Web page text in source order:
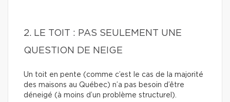
2. LE TOIT : PAS SEULEMENT UNE
QUESTION DE NEIGE
Un toit en pente (comme c’est le cas de la majorité
des maisons au Québec) n’a pas besoin d’être
déneigé (à moins d’un problème structurel).